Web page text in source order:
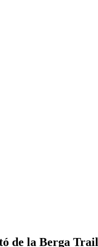
de la Berga Trail